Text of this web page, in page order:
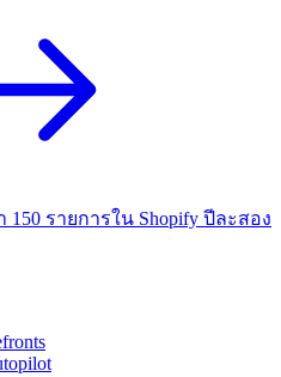
150 รายการใน Shopify ปีละสอง